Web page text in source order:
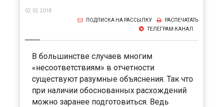
02.02.2018
РАСПЕЧАТАТЬ
ПОДПИСКА НА РАССЫЛКУ
ТЕЛЕГРАМ-КАНАЛ
В большинстве случаев многим
«несоответствиям» в отчетности
существуют разумные объяснения. Так что
при наличии обоснованных расхождений
можно заранее подготовиться. Ведь